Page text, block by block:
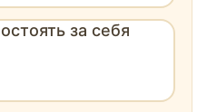
за себя